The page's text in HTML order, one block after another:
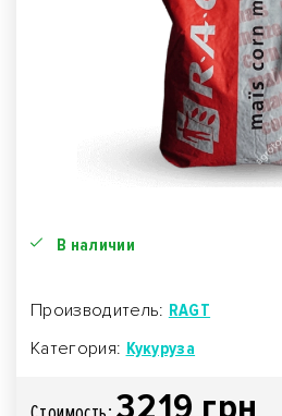
В наличии
Производитель: RAGT
Категория: Кукуруза